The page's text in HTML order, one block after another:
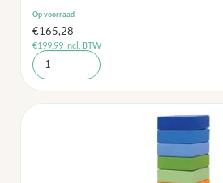
Op voorraad
€165,28
€199,99incl. BTW